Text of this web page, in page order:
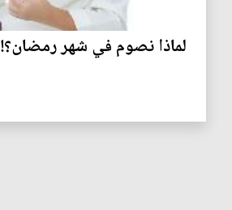
لماذا نصوم في شهر رمضان؟!